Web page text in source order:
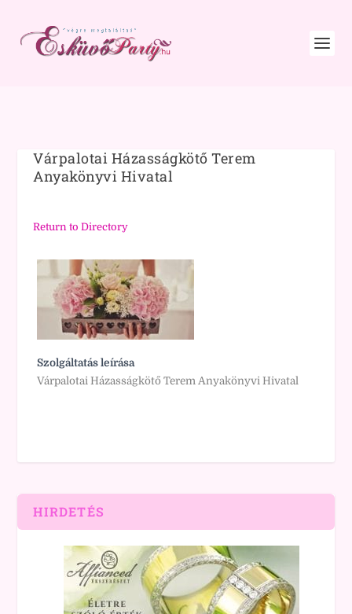
Várpalotai Házasságkötő Terem
Anyakönyvi Hivatal
Return to Directory
Szolgáltatás leírása
Várpalotai Házasságkötő Terem Anyakönyvi Hivatal
HIRDETÉS